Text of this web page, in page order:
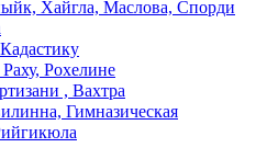
Хайгла, Маслова, Спорди
Рохелине
, Вахтра
Гимназическая